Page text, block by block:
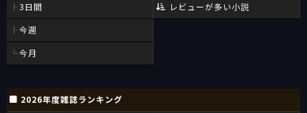
3日間
今週
今月
レビューが多い小説
2026年度雑誌ランキング